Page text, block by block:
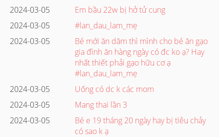
2024-03-05
Em bầu 22w bị hở tử cung
2024-03-05
#lan_dau_lam_mẹ
2024-03-05
Bé mới ăn dăm thì mình cho bé ăn gạo
gia đình ăn hàng ngày có đc ko ạ? Hay
nhất thiết phải gạo hữu cơ ạ
#lan_dau_lam_mẹ
2024-03-05
Uống có dc k các mom
2024-03-05
Mang thai lần 3
2024-03-05
Bé e 19 tháng 20 ngày hay bị tiêu chảy
có sao k ạ